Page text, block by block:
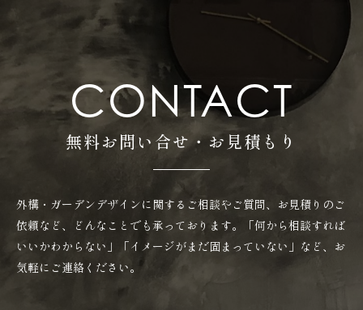
CONTACT
無料お問い合せ・お見積もり
外構・ガーデンデザインに関するご相談やご質問、お見積りのご
依頼など、どんなことでも承っております。「何から相談すれば
いいかわからない」「イメージがまだ固まっていない」など、お
気軽にご連絡ください。